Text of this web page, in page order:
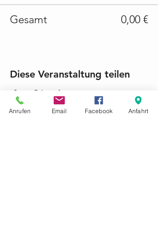
Gesamt 0,00 €
Diese Veranstaltung teilen
Anrufen Email Facebook Anfahrt